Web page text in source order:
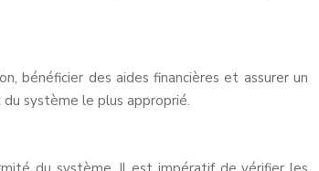
bénéficier des aides financières et assurer un
système le plus approprié.